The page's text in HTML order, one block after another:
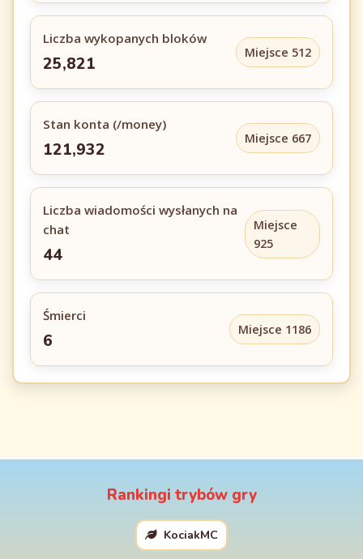
Liczba wykopanych bloków
25,821
Miejsce 512
Stan konta (/money)
121,932
Miejsce 667
Liczba wiadomości wysłanych na
chat
44
Miejsce
925
Śmierci
6
Miejsce 1186
Rankingi trybów gry
KociakMC